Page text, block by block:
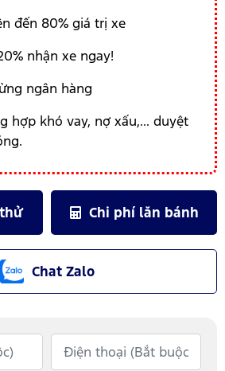
đến 80% giá trị xe
nhận xe ngay!
ngân hàng
hợp khó vay, nợ xấu,... duyệt
Chi phí lăn bánh
Chat Zalo